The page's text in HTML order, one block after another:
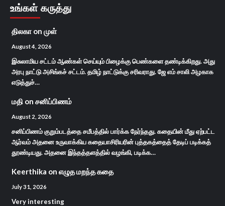
உங்கள் கருத்து
திலகா on முள்
August 4, 2026
இசுலாமிய சட்டம் ஆண்கள் செய்யும் பிழைக்கு பெண்களை தண்டிக்கிறது. அது
அரபு நாட்டு அசிங்கச் சட்டம். தமிழ் நாட்டுக்கு சரிவராது. ஜே எம் சாலி அழகாக
எடுத்துச்…
மதி on சனிப்பிணம்
August 2, 2026
சனிப்பிணம் குறும்படத்தை சமீபத்தில் பார்க்க நேர்ந்தது. கதையின் மீது ஏற்பட்ட
ஆர்வம் அதனை உருவாக்கிய கதையாசிரியரின் புத்தகத்தைத் தேடிப் படிக்கத்
தூண்டியது. அதனை இந்தத்தளத்தில் வழங்கி, படிக்க…
Keerthika on எழுத மறந்த கதை
July 31, 2026
Very interesting